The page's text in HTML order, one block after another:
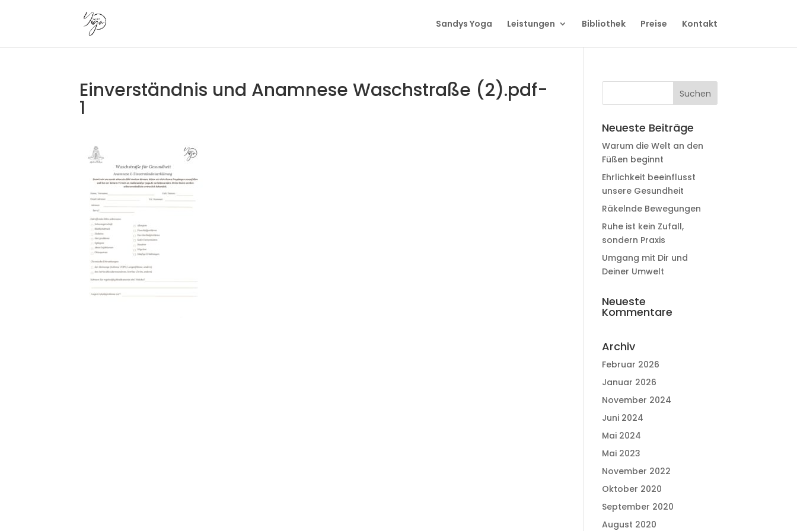
Sandys Yoga Leistungen Bibliothek Preise Kontakt
Einverständnis und Anamnese Waschstraße (2).pdf-
1
Neueste Beiträge
Warum die Welt an den
Füßen beginnt
Ehrlichkeit beeinflusst
unsere Gesundheit
Räkelnde Bewegungen
Ruhe ist kein Zufall,
sondern Praxis
Umgang mit Dir und
Deiner Umwelt
Neueste
Kommentare
Archiv
Februar 2026
Januar 2026
November 2024
Juni 2024
Mai 2024
Mai 2023
November 2022
Oktober 2020
September 2020
August 2020